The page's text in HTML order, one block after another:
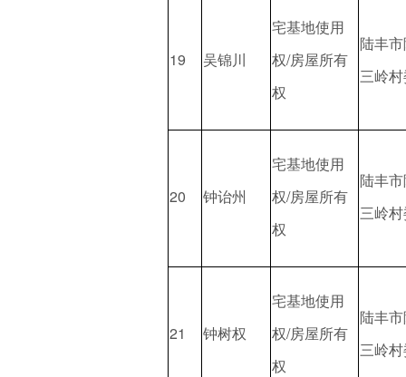
19 吴锦川
宅基地使用
权/房屋所有
权
陆丰
三岭
20 钟诒州
宅基地使用
权/房屋所有
权
陆丰
三岭
21 钟树权
宅基地使用
权/房屋所有
权
陆丰
三岭